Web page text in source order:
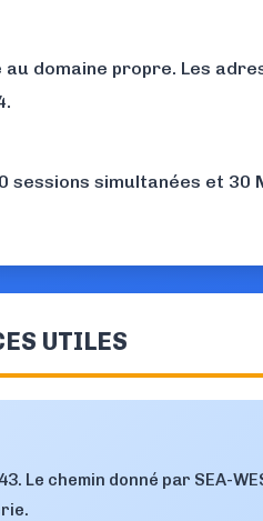
domaine propre. Les
sessions simultanées et 30
UTILES
Le chemin donné par SEA-